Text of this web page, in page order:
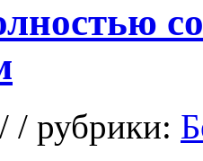
/ рубрики: